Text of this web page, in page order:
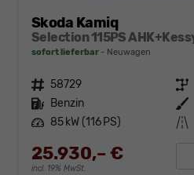
Skoda Kamiq
sofort lieferbar Neuwagen
Fahrzeugnr. 58729 Getriebe
Kraftstoff Benzin Außenfarbe
Leistung 85 kW (116 PS) Kilometerstand
25.930,– €
incl. 19% MwSt.